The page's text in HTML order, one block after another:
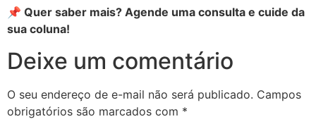
📌 Quer saber mais? Agende uma consulta e cuide da
sua coluna!
Deixe um comentário
O seu endereço de e-mail não será publicado. Campos
obrigatórios são marcados com *